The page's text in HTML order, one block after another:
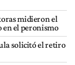
midieron el
en el peronismo
solicitó el retiro